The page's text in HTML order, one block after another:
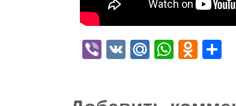
Viber
VK Mail.Ru